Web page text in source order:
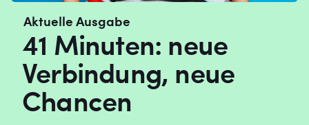
Aktuelle Ausgabe
41 Minuten: neue
Verbindung, neue
Chancen